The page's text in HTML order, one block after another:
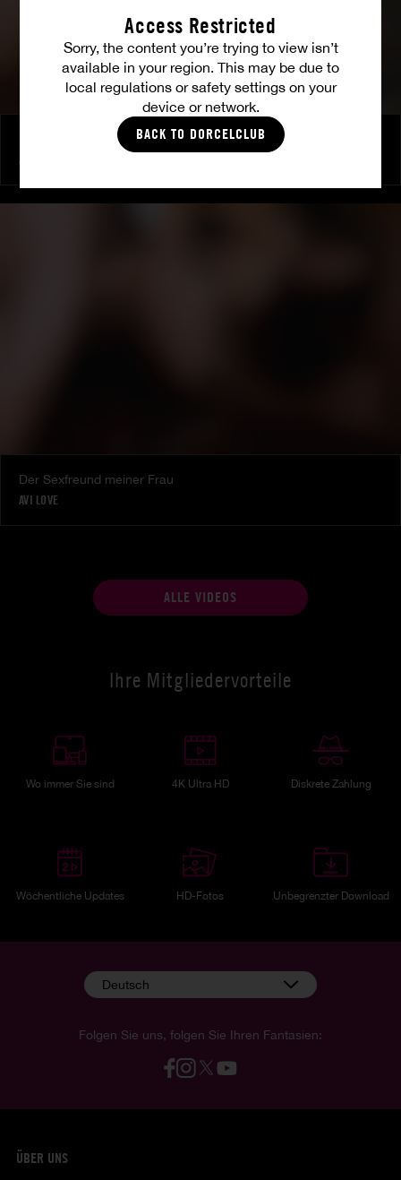
Access Restricted
Sorry, the content you’re trying to view isn’t
available in your region. This may be due to
local regulations or safety settings on your
device or network.
BACK TO DORCELCLUB
ALYSSA REECE
Der Sexfreund meiner Frau
AVI LOVE
ALLE VIDEOS
Ihre Mitgliedervorteile
Wo immer Sie sind 4K Ultra HD Diskrete Zahlung
Wöchentliche Updates HD-Fotos Unbegrenzter Download
Folgen Sie uns, folgen Sie Ihren Fantasien:
Deutsch
ÜBER UNS